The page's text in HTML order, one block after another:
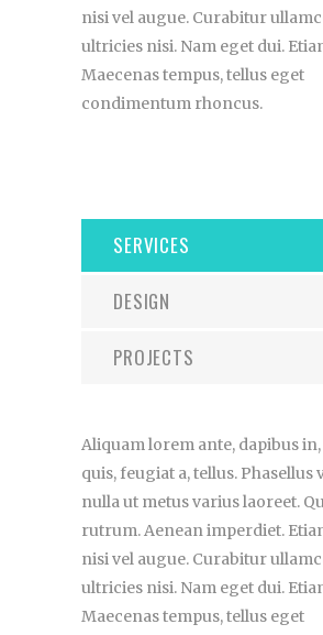
nisi vel augue. Curabitur
ultricies nisi. Nam eget dui.
Maecenas tempus, tellus eget
condimentum rhoncus.
SERVICES
DESIGN
PROJECTS
Aliquam lorem ante, dapibus
quis, feugiat a, tellus. Phasellus
nulla ut metus varius laoreet.
rutrum. Aenean imperdiet.
nisi vel augue. Curabitur
ultricies nisi. Nam eget dui.
Maecenas tempus, tellus eget